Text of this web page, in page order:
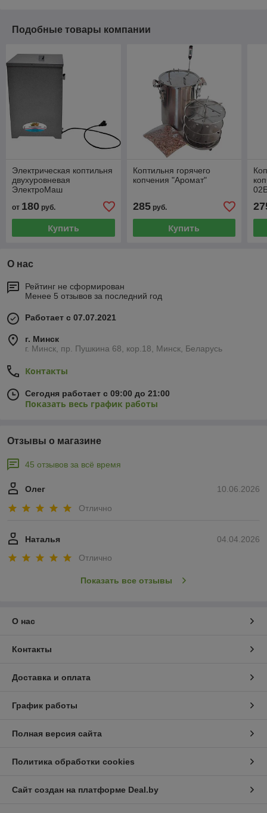
Подобные товары компании
Электрическая коптильня
двухуровневая
ЭлектроМаш
от 180 руб.
Купить
Коптильня горячего
копчения "Аромат"
285руб.
Купить
О нас
Рейтинг не сформирован
Менее 5 отзывов за последний год
Работает с 07.07.2021
г. Минск
г. Минск, пр. Пушкина 68, кор.18, Минск, Беларусь
Контакты
Сегодня работает с 09:00 до 21:00
Показать весь график работы
Отзывы о магазине
45 отзывов за всё время
10.06.2026
Олег
Отлично
04.04.2026
Наталья
Отлично
Показать все отзывы
О нас
Контакты
Доставка и оплата
График работы
Полная версия сайта
Политика обработки cookies
Сайт создан на платформе Deal.by